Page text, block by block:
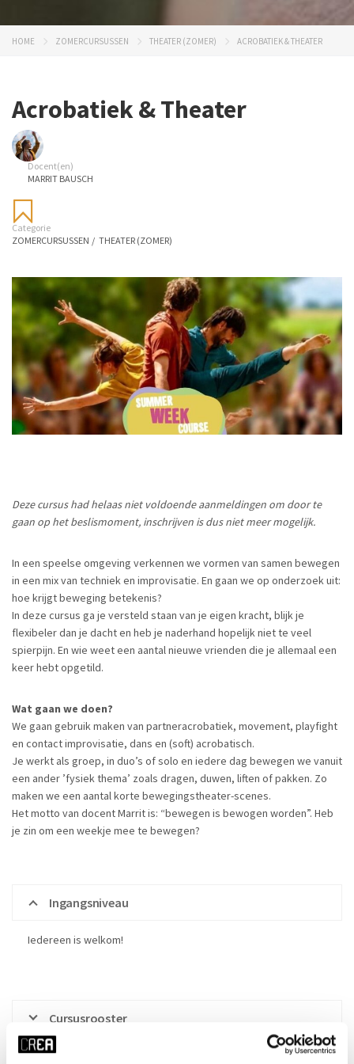
HOME ZOMERCURSUSSEN THEATER (ZOMER) ACROBATIEK & THEATER
Acrobatiek & Theater
Docent(en)
MARRIT BAUSCH
Categorie
ZOMERCURSUSSEN / THEATER (ZOMER)
Deze cursus had helaas niet voldoende aanmeldingen om door te
gaan op het beslismoment, inschrijven is dus niet meer mogelijk.
In een speelse omgeving verkennen we vormen van samen bewegen
in een mix van techniek en improvisatie. En gaan we op onderzoek uit:
hoe krijgt beweging betekenis?
In deze cursus ga je versteld staan van je eigen kracht, blijk je
flexibeler dan je dacht en heb je naderhand hopelijk niet te veel
spierpijn. En wie weet een aantal nieuwe vrienden die je allemaal een
keer hebt opgetild.
Wat gaan we doen?
We gaan gebruik maken van partneracrobatiek, movement, playfight
en contact improvisatie, dans en (soft) acrobatisch.
Je werkt als groep, in duo’s of solo en iedere dag bewegen we vanuit
een ander ’fysiek thema’ zoals dragen, duwen, liften of pakken. Zo
maken we een aantal korte bewegingstheater-scenes.
Het motto van docent Marrit is: “bewegen is bewogen worden”. Heb
je zin om een weekje mee te bewegen?
Ingangsniveau
Iedereen is welkom!
Cursusrooster